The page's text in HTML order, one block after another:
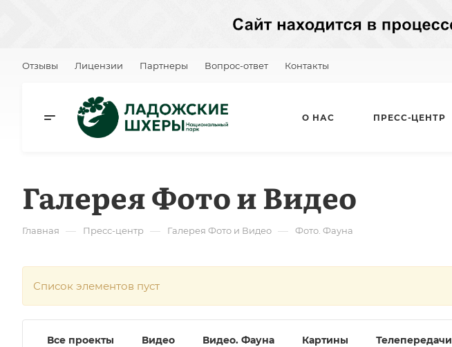
Отзывы Лицензии Партнеры Вопрос-ответ Контакты
О НАС ПРЕСС-ЦЕНТР
Галерея Фото и Видео
Главная — Пресс-центр — Галерея Фото и Видео — Фото. Фауна
Список элементов пуст
Все проекты Видео Видео. Фауна Картины Телепередачи